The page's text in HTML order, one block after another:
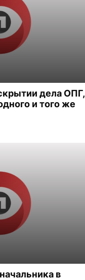
дела ОПГ,
и того же
в